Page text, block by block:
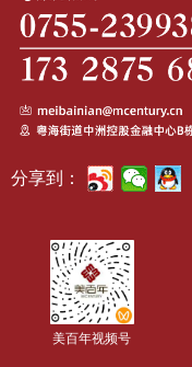
美百年视频号
分享到：